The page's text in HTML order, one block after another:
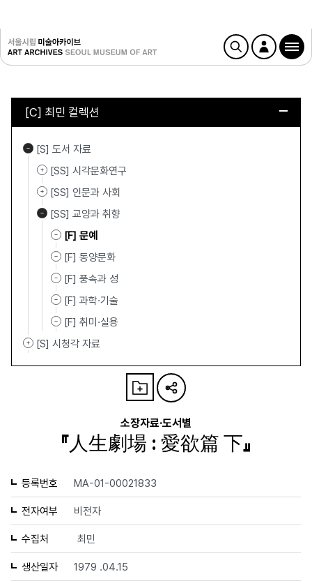
[C] 최민 컬렉션
[S] 도서 자료
[SS] 시각문화연구
[SS] 인문과 사회
[SS] 교양과 취향
[F] 문예
[F] 동양문화
[F] 풍속과 성
[F] 과학·기술
[F] 취미·실용
[S] 시청각 자료
소장자료·도서별
『人生劇場 : 愛欲篇 下』
등록번호 MA-01-00021833
전자여부 비전자
수집처 최민
생산일자 1979 .04.15